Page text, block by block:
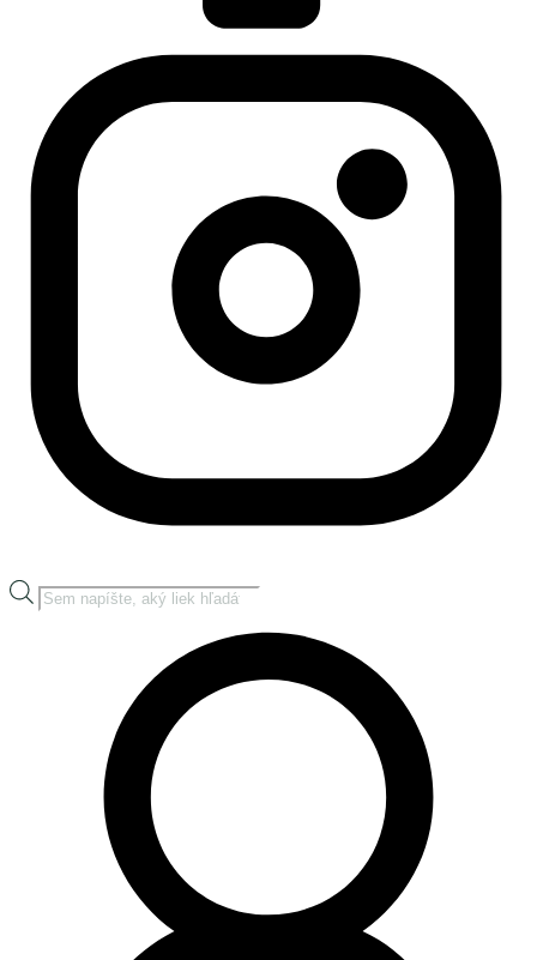
Products
search